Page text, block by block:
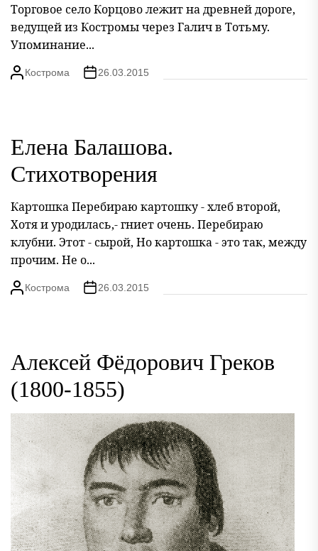
Торговое село Корцово лежит на древней дороге,
ведущей из Костромы через Галич в Тотьму.
Упоминание...
Кострома 26.03.2015
Елена Балашова.
Стихотворения
Картошка Перебираю картошку - хлеб второй,
Хотя и уродилась,- гниет очень. Перебираю
клубни. Этот - сырой, Но картошка - это так, между
прочим. Не о...
Кострома 26.03.2015
Алексей Фёдорович Греков
(1800-1855)